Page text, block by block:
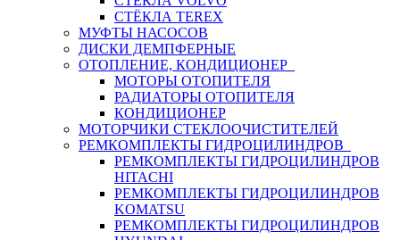
СТЁКЛА TEREX
МУФТЫ НАСОСОВ
ДИСКИ ДЕМПФЕРНЫЕ
ОТОПЛЕНИЕ, КОНДИЦИОНЕР
МОТОРЫ ОТОПИТЕЛЯ
РАДИАТОРЫ ОТОПИТЕЛЯ
КОНДИЦИОНЕР
МОТОРЧИКИ СТЕКЛООЧИСТИТЕЛЕЙ
РЕМКОМПЛЕКТЫ ГИДРОЦИЛИНДРОВ
РЕМКОМПЛЕКТЫ ГИДРОЦИЛИНДРОВ
HITACHI
РЕМКОМПЛЕКТЫ ГИДРОЦИЛИНДРОВ
KOMATSU
РЕМКОМПЛЕКТЫ ГИДРОЦИЛИНДРОВ